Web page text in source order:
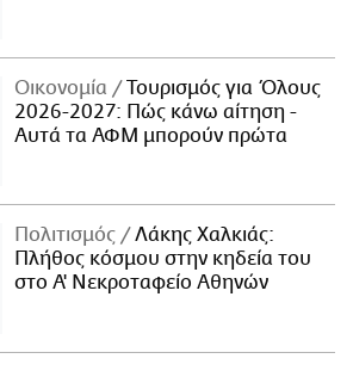
Οικονομία
Τουρισμός για Όλους
2026-2027: Πώς κάνω αίτηση -
Αυτά τα ΑΦΜ μπορούν πρώτα
Πολιτισμός
Λάκης Χαλκιάς:
Πλήθος κόσμου στην κηδεία του
στο Α' Νεκροταφείο Αθηνών